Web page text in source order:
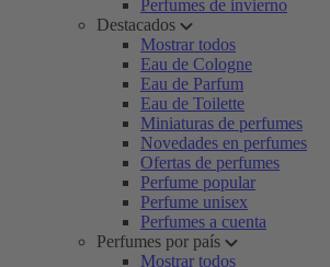
Perfumes de invierno
Destacados
Mostrar todos
Eau de Cologne
Eau de Parfum
Eau de Toilette
Miniaturas de perfumes
Novedades en perfumes
Ofertas de perfumes
Perfume popular
Perfume unisex
Perfumes a cuenta
Perfumes por país
Mostrar todos